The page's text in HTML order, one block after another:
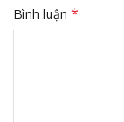
Bình luận *